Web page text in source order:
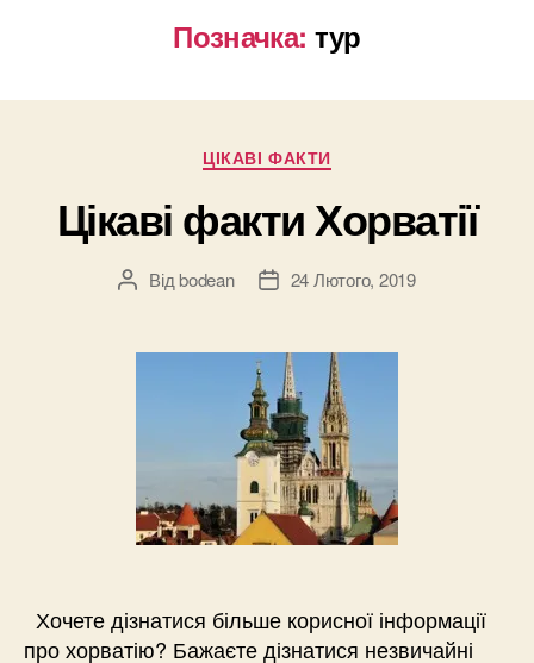
Позначка: тур
Категорії
ЦІКАВІ ФАКТИ
Цікаві факти Хорватії
Автор
Відbodean
Дата24 Лютого, 2019
Хочете дізнатися більше корисної інформації
про хорватію? Бажаєте дізнатися незвичайні